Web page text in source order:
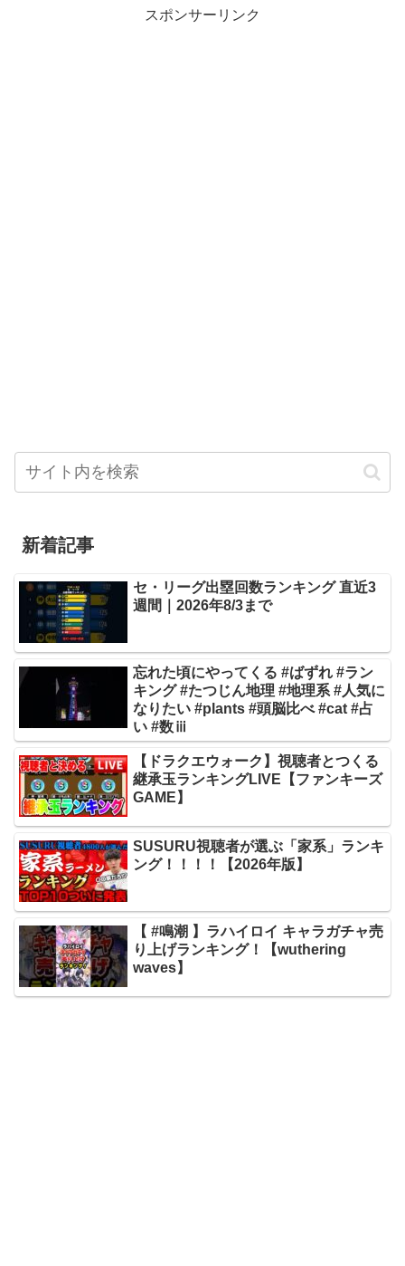
スポンサーリンク
新着記事
セ・リーグ出塁回数ランキング 直近3
週間｜2026年8/3まで
忘れた頃にやってくる #ばずれ #ラン
キング #たつじん地理 #地理系 #人気に
なりたい #plants #頭脳比べ #cat #占
い #数ⅲ
【ドラクエウォーク】視聴者とつくる
継承玉ランキングLIVE【ファンキーズ
GAME】
SUSURU視聴者が選ぶ「家系」ランキ
ング！！！！【2026年版】
【 #鳴潮 】ラハイロイ キャラガチャ売
り上げランキング！【wuthering
waves】